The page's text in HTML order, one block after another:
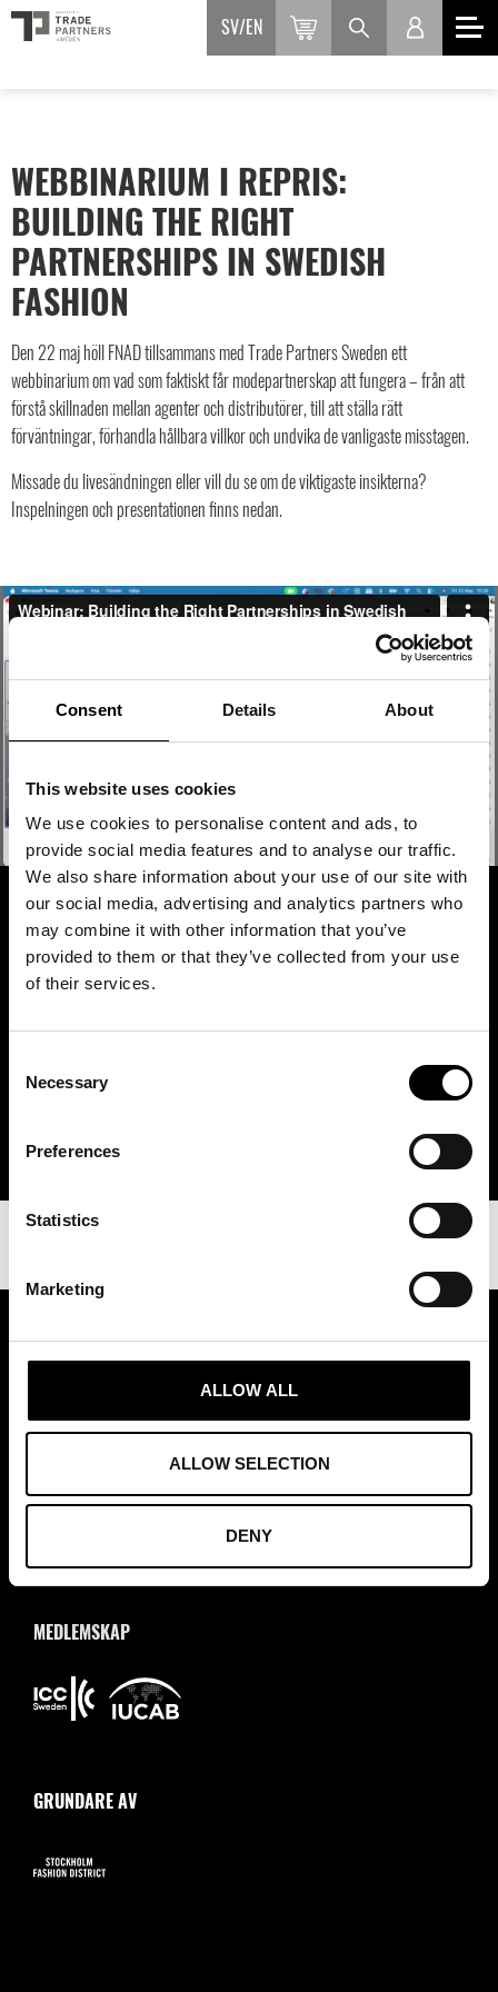
Consent Details About
This website uses cookies
We use cookies to personalise content and ads, to
provide social media features and to analyse our traffic.
We also share information about your use of our site with
our social media, advertising and analytics partners who
may combine it with other information that you’ve
provided to them or that they’ve collected from your use
of their services.
Selection
Necessary
Preferences
Statistics
Marketing
ALLOW ALL
ALLOW SELECTION
DENY
SV EN
WEBBINARIUM I REPRIS:
BUILDING THE RIGHT
PARTNERSHIPS IN SWEDISH
FASHION
Den 22 maj höll FNAD tillsammans med Trade Partners Sweden ett
webbinarium om vad som faktiskt får modepartnerskap att fungera – från att
förstå skillnaden mellan agenter och distributörer, till att ställa rätt
förväntningar, förhandla hållbara villkor och undvika de vanligaste misstagen.
Missade du livesändningen eller vill du se om de viktigaste insikterna?
Inspelningen och presentationen finns nedan.
WEBBINARIUM: BUILDING THE
RIGHT PARTNERSHIPS IN
SWEDISH FASHION
lönsamma partnerskap på den internationella modemarknaden.
SE WEBBINARIET
ASSOCIATION OF TRADE PARTNERS SWEDEN
Augustendalsvägen 7, Nacka strand, Sweden
MEDLEMSKAP
GRUNDARE AV